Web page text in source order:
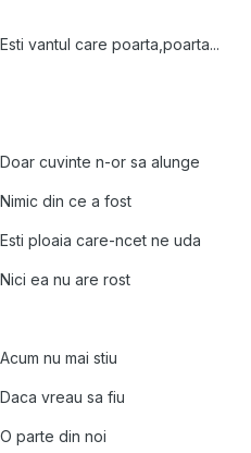
Esti vantul care poarta,poarta...
Doar cuvinte n-or sa alunge
Nimic din ce a fost
Esti ploaia care-ncet ne uda
Nici ea nu are rost
Acum nu mai stiu
Daca vreau sa fiu
O parte din noi